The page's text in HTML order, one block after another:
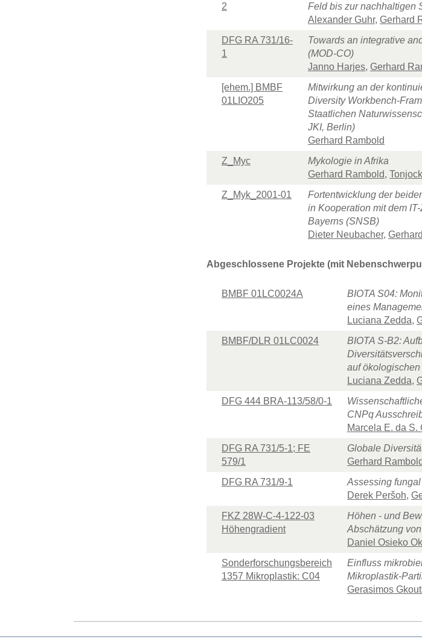
2
Feld bis zur nachhaltigen
Alexander Guhr, Gerhard
DFG RA 731/16-
1
Towards an integrative
(MOD-CO)
Janno Harjes, Gerhard
[ehem.] BMBF
01LIO205
Mitwirkung an der
Diversity Workbench-
Staatlichen
JKI, Berlin)
Gerhard Rambold
Z_Myc
Mykologie in Afrika
Gerhard Rambold,
Z_Myk_2001-01
Fortentwicklung der
in Kooperation mit dem
Bayerns (SNSB)
Dieter Neubacher,
Abgeschlossene Projekte (mit
BMBF 01LC0024A
BIOTA S04:
eines
Luciana Zedda,
BMBF/DLR 01LC0024
BIOTA S-B2:
auf
Luciana Zedda,
DFG 444 BRA-113/58/0-1
CNPq
Marcela E. da S.
DFG RA 731/5-1; FE
579/1
Globale
Gerhard Rambold
DFG RA 731/9-1
Assessing
Derek Peršoh,
FKZ 28W-C-4-122-03
Höhengradient
Höhen - und
Abschätzung
Daniel Osieko
Sonderforschungsbereich
1357 Mikroplastik: C04
Einfluss
Mikroplastik-
Gerasimos